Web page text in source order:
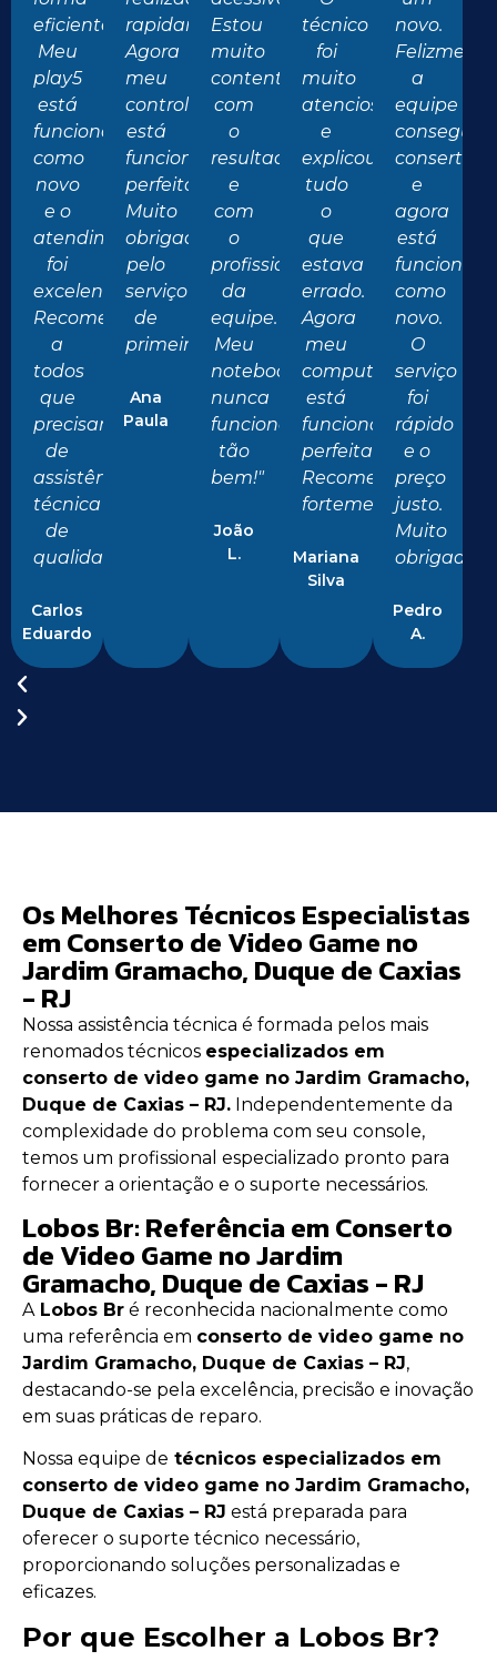
eficiente.
Meu
play5
está
funcionando
como
novo
e o
atendimento
foi
excelente.
Recomendo
a
todos
que
precisam
de
assistência
técnica
de
qualidade!"
Carlos
Eduardo
rapidamente.
Agora
meu
controle
está
funcionando
perfeitamente.
Muito
obrigado
pelo
serviço
de
primeira!"
Ana
Paula
Estou
muito
contente
com
o
resultado
e
com
o
profissionalismo
da
equipe.
Meu
notebook
nunca
funcionou
tão
bem!"
João
L.
técnico
foi
muito
atencioso
e
explicou
tudo
o
que
estava
errado.
Agora
meu
computador
está
funcionando
perfeitamente.
Recomendo
fortemente!"
Mariana
Silva
novo.
a
equipe
conseguiu
consertar
e
agora
está
como
novo.
O
serviço
foi
rápido
e o
preço
justo.
Muito
obrigado!"
Pedro
A.
Os Melhores Técnicos Especialistas
em Conserto de Video Game no
Jardim Gramacho, Duque de Caxias
- RJ
Nossa assistência técnica é formada pelos mais
renomados técnicos especializados em
conserto de video game no Jardim Gramacho,
Duque de Caxias – RJ. Independentemente da
complexidade do problema com seu console,
temos um profissional especializado pronto para
fornecer a orientação e o suporte necessários.
Lobos Br: Referência em Conserto
de Video Game no Jardim
Gramacho, Duque de Caxias - RJ
ALobos Br é reconhecida nacionalmente como
uma referência em conserto de video game no
Jardim Gramacho, Duque de Caxias – RJ,
destacando-se pela excelência, precisão e inovação
em suas práticas de reparo.
Nossa equipe de técnicos especializados em
conserto de video game no Jardim Gramacho,
Duque de Caxias – RJ está preparada para
oferecer o suporte técnico necessário,
proporcionando soluções personalizadas e
eficazes.
Por que Escolher a Lobos Br?